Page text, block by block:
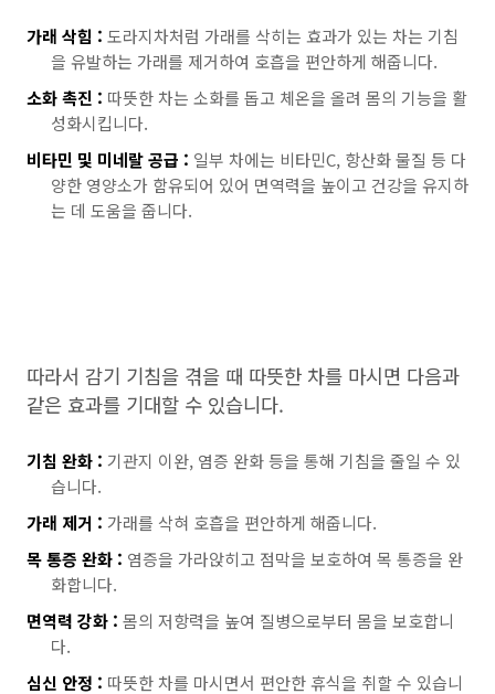
가래 삭힘 : 도라지차처럼 가래를 삭히는 효과가 있는 차는 기침
을 유발하는 가래를 제거하여 호흡을 편안하게 해줍니다.
소화 촉진 : 따뜻한 차는 소화를 돕고 체온을 올려 몸의 기능을 활
성화시킵니다.
비타민 및 미네랄 공급 : 일부 차에는 비타민C, 항산화 물질 등 다
양한 영양소가 함유되어 있어 면역력을 높이고 건강을 유지하
는 데 도움을 줍니다.
따라서 감기 기침을 겪을 때 따뜻한 차를 마시면 다음과
같은 효과를 기대할 수 있습니다.
기침 완화 : 기관지 이완, 염증 완화 등을 통해 기침을 줄일 수 있
습니다.
가래 제거 : 가래를 삭혀 호흡을 편안하게 해줍니다.
목 통증 완화 : 염증을 가라앉히고 점막을 보호하여 목 통증을 완
화합니다.
면역력 강화 : 몸의 저항력을 높여 질병으로부터 몸을 보호합니
다.
심신 안정 : 따뜻한 차를 마시면서 편안한 휴식을 취할 수 있습니